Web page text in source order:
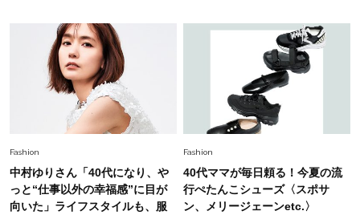
Fashion
スタイリストが本気で推す！40代がほどよく華
やぐ【甘め黒アイテム】3選
【最旬かごバッグ】6選
Fashion
中村ゆりさん「40代になり、や
っと“仕事以外の幸福感”に目が
向いた」ライフスタイルも、服
Fashion
40代ママが毎日頼る！今夏の流
行ぺたんこシューズ〈スポサ
ン、メリージェーンetc.〉